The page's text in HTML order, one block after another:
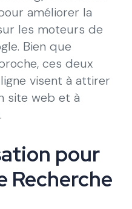
améliorer la
les moteurs de
Bien que
ces deux
visent à attirer
site web et à
pour
Recherche